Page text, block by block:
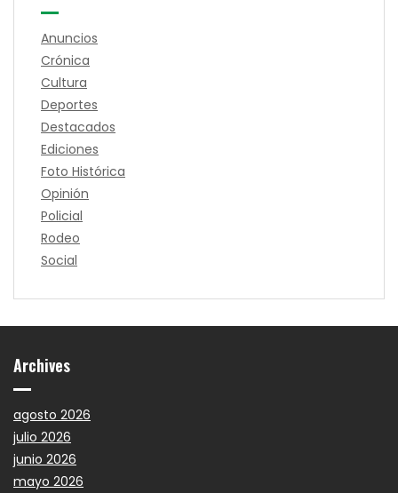
Anuncios
Crónica
Cultura
Deportes
Destacados
Ediciones
Foto Histórica
Opinión
Policial
Rodeo
Social
Archives
agosto 2026
julio 2026
junio 2026
mayo 2026